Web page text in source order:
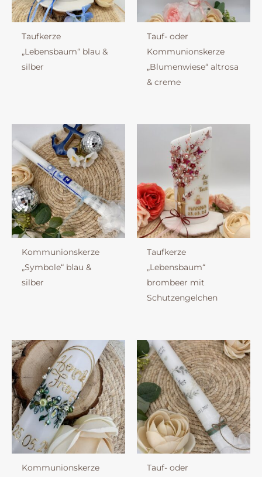
Taufkerze
„Lebensbaum“ blau &
silber
Tauf- oder
Kommunionskerze
„Blumenwiese“ altrosa
& creme
Kommunionskerze
„Symbole“ blau &
silber
Taufkerze
„Lebensbaum“
brombeer mit
Schutzengelchen
Kommunionskerze
Tauf- oder